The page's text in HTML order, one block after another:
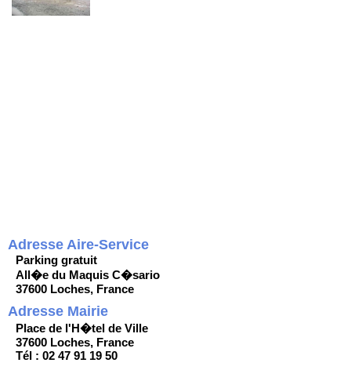
Adresse Aire-Service
Parking gratuit
All�e du Maquis C�sario
37600 Loches, France
Adresse Mairie
Place de l'H�tel de Ville
37600 Loches, France
Tél : 02 47 91 19 50